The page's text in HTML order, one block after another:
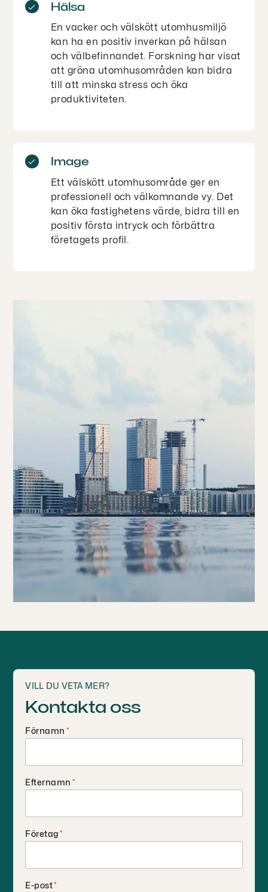
Hälsa
En vacker och välskött utomhusmiljö
kan ha en positiv inverkan på hälsan
och välbefinnandet. Forskning har visat
att gröna utomhusområden kan bidra
till att minska stress och öka
produktiviteten.
Image
Ett välskött utomhusområde ger en
professionell och välkomnande vy. Det
kan öka fastighetens värde, bidra till en
positiv första intryck och förbättra
företagets profil.
VILL DU VETA MER?
Kontakta oss
Förnamn *
Efternamn *
Företag*
E-post*